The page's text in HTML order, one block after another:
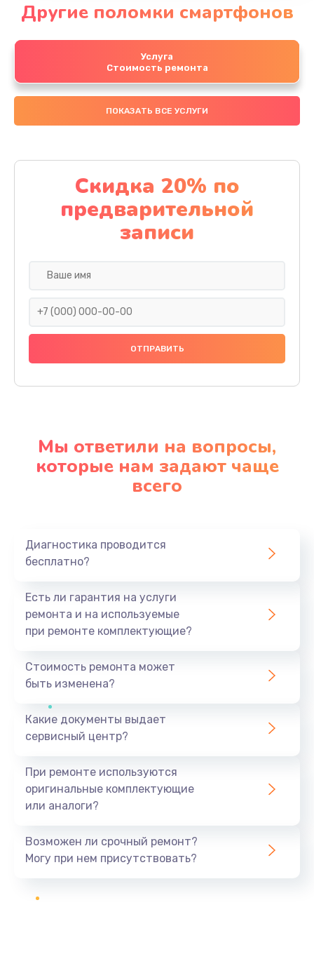
Другие поломки смартфонов
Услуга
Стоимость ремонта
ПОКАЗАТЬ ВСЕ УСЛУГИ
Скидка 20% по
предварительной
записи
Мы ответили на вопросы,
которые нам задают чаще
всего
Диагностика проводится
бесплатно?
Есть ли гарантия на услуги
ремонта и на используемые
при ремонте комплектующие?
Стоимость ремонта может
быть изменена?
Какие документы выдает
сервисный центр?
При ремонте используются
оригинальные комплектующие
или аналоги?
Возможен ли срочный ремонт?
Могу при нем присутствовать?